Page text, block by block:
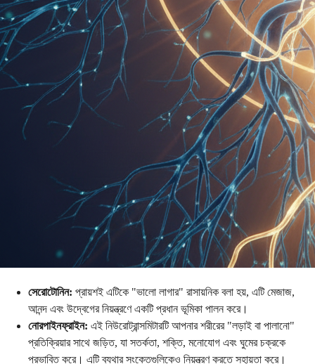
সেরোটোনিন: প্রায়শই এটিকে "ভালো লাগার" রাসায়নিক বলা হয়, এটি মেজাজ,
আনন্দ এবং উদ্বেগের নিয়ন্ত্রণে একটি প্রধান ভূমিকা পালন করে।
নোরপাইনফ্রাইন: এই নিউরোট্রান্সমিটারটি আপনার শরীরের "লড়াই বা পালানো"
প্রতিক্রিয়ার সাথে জড়িত, যা সতর্কতা, শক্তি, মনোযোগ এবং ঘুমের চক্রকে
প্রভাবিত করে। এটি ব্যথার সংকেতগুলিকেও নিয়ন্ত্রণ করতে সহায়তা করে।